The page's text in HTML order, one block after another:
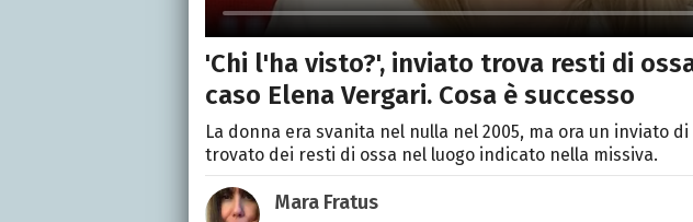
'Chi l'ha visto?', inviato trova resti di
caso Elena Vergari. Cosa è successo
La donna era svanita nel nulla nel 2005, ma ora un inviato
trovato dei resti di ossa nel luogo indicato nella missiva.
Mara Fratus